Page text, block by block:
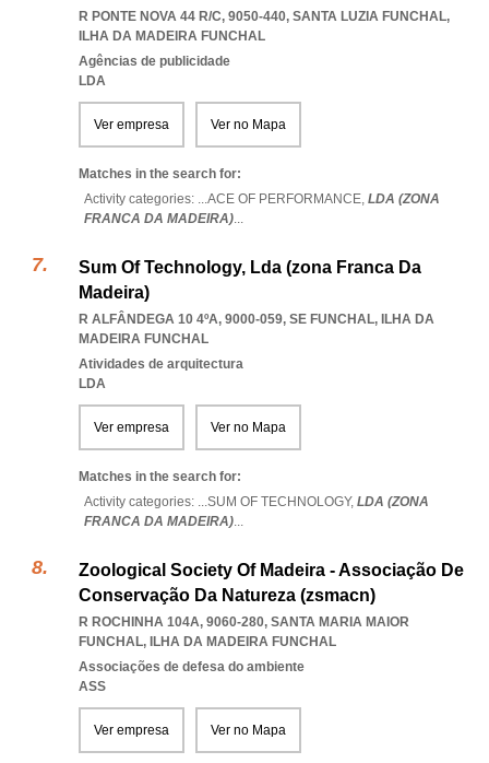
R PONTE NOVA 44 R/C, 9050-440, SANTA LUZIA FUNCHAL,
ILHA DA MADEIRA FUNCHAL
Agências de publicidade
LDA
Ver empresa Ver no Mapa
Matches in the search for:
Activity categories: ...ACE OF PERFORMANCE, LDA (ZONA
FRANCA DA MADEIRA)...
Sum Of Technology, Lda (zona Franca Da
Madeira)
R ALFÂNDEGA 10 4ºA, 9000-059, SE FUNCHAL, ILHA DA
MADEIRA FUNCHAL
Atividades de arquitectura
LDA
Ver empresa Ver no Mapa
Matches in the search for:
Activity categories: ...SUM OF TECHNOLOGY, LDA (ZONA
FRANCA DA MADEIRA)...
Zoological Society Of Madeira - Associação De
Conservação Da Natureza (zsmacn)
R ROCHINHA 104A, 9060-280, SANTA MARIA MAIOR
FUNCHAL, ILHA DA MADEIRA FUNCHAL
Associações de defesa do ambiente
ASS
Ver empresa Ver no Mapa